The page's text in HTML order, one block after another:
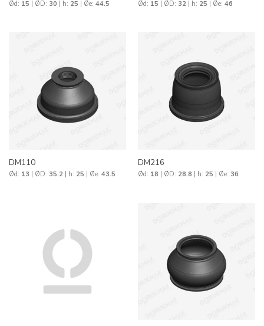
Ød: 15 | ØD: 30 | h: 25 | Øe: 44.5 Ød: 15 | ØD: 32| h: 25 | Øe: 46
DM110
Ød: 13 | ØD: 35.2| h: 25 | Øe: 43.5
DM216
Ød: 18 | ØD: 28.8 | h: 25 | Øe: 36